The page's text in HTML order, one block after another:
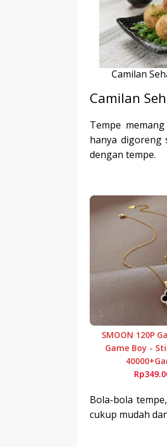
Camilan
Camilan
Tempe
hanya digoreng
dengan tempe.
SMOON 120P
Game Boy -
Bola-bola
cukup mudah